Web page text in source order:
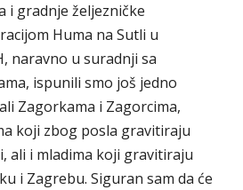
i gradnje željezničke
Huma na Sutli u
naravno u suradnji sa
ispunili smo još jedno
Zagorkama i Zagorcima,
koji zbog posla gravitiraju
ali i mladima koji gravitiraju
i Zagrebu. Siguran sam da će